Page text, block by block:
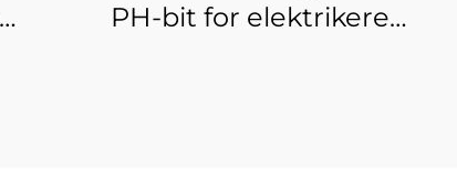
PH-bit for elektrikere –